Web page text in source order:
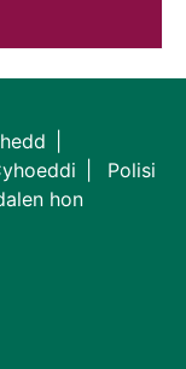
Polisi
hon